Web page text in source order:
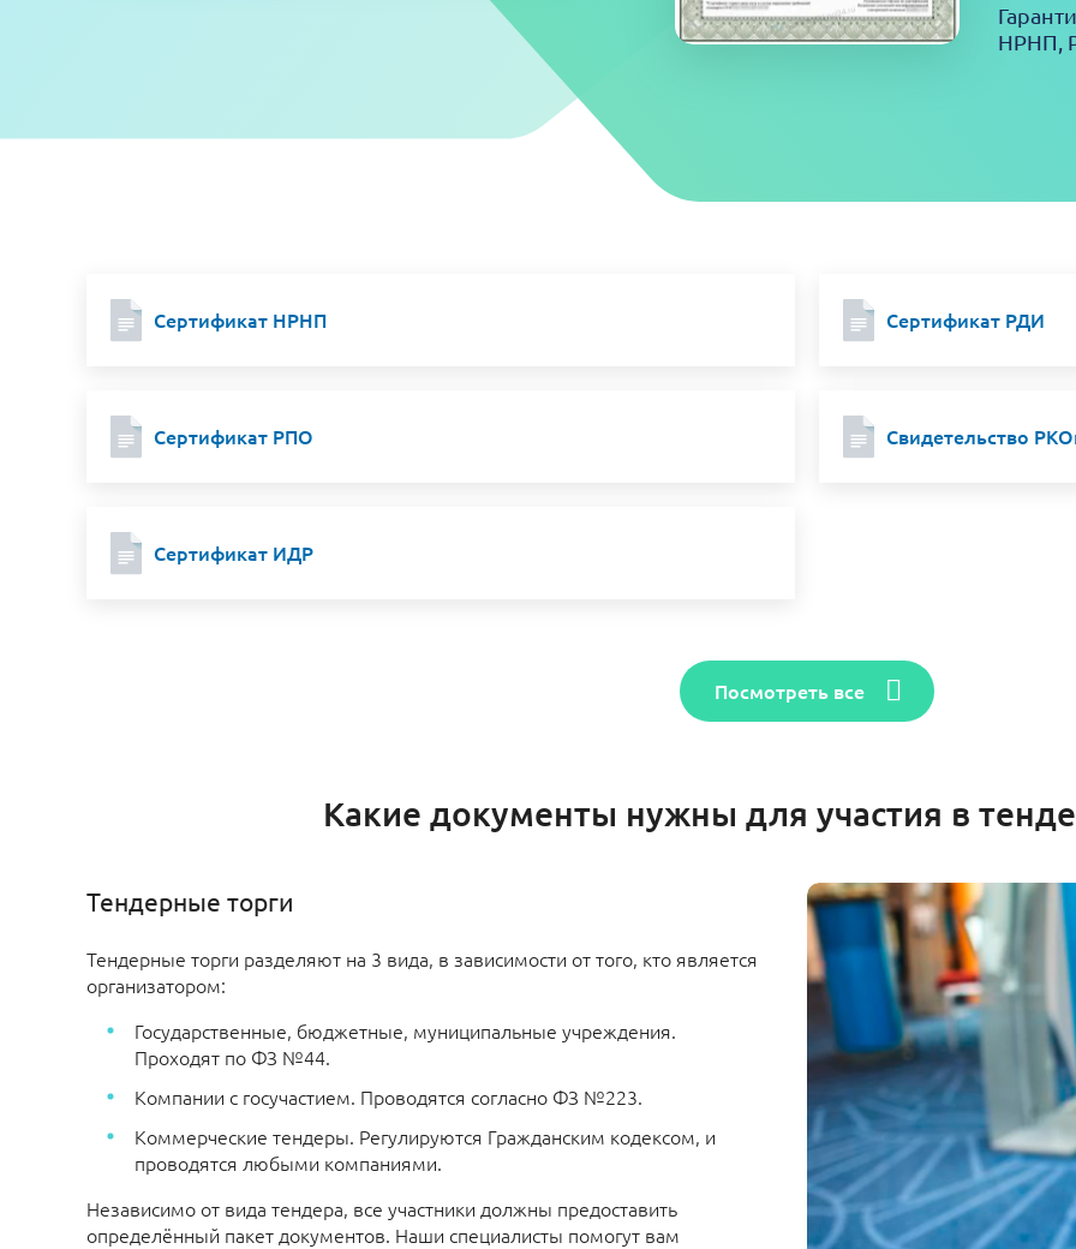
НРНП,
Сертификат НРНП Сертификат РДИ
Сертификат РПО Свидетельство
Сертификат ИДР
Посмотреть все
Какие документы нужны для участия в
Тендерные торги
Тендерные торги разделяют на 3 вида, в зависимости от того, кто является
организатором:
Государственные, бюджетные, муниципальные учреждения.
Проходят по ФЗ №44.
Компании с госучастием. Проводятся согласно ФЗ №223.
Коммерческие тендеры. Регулируются Гражданским кодексом, и
проводятся любыми компаниями.
Независимо от вида тендера, все участники должны предоставить
определённый пакет документов. Наши специалисты помогут вам